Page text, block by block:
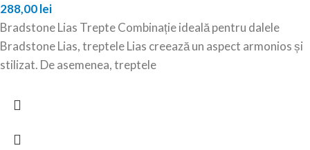
288,00lei
Bradstone Lias Trepte Combinație ideală pentru dalele
Bradstone Lias, treptele Lias creează un aspect armonios și
stilizat. De asemenea, treptele